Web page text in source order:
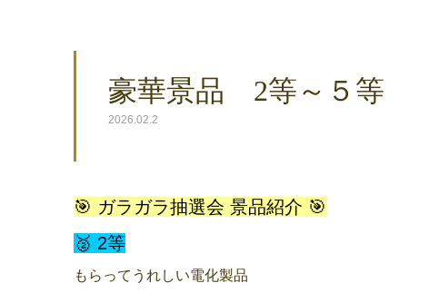
豪華景品 2等～５等
2026.02.2
🎯 ガラガラ抽選会 景品紹介 🎯
🥈 2等
もらってうれしい電化製品